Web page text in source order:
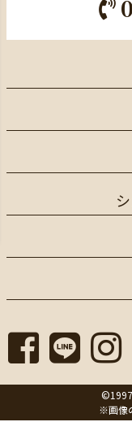
©1997
※画像